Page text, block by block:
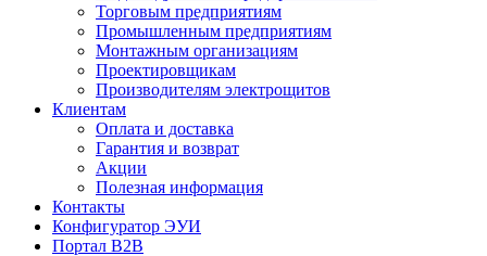
Торговым предприятиям
Промышленным предприятиям
Монтажным организациям
Проектировщикам
Производителям электрощитов
Клиентам
Оплата и доставка
Гарантия и возврат
Акции
Полезная информация
Контакты
Конфигуратор ЭУИ
Портал B2B